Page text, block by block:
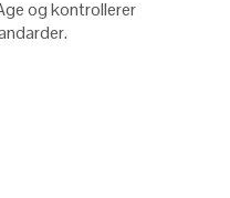
og kontrollerer